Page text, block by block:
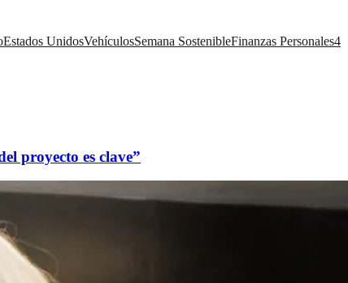
Estados UnidosVehículosSemana SostenibleFinanzas Personales4
proyecto es clave”